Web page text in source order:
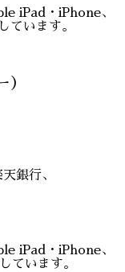
iPad・iPhone、
います。
）
銀行、
iPad・iPhone、
います。